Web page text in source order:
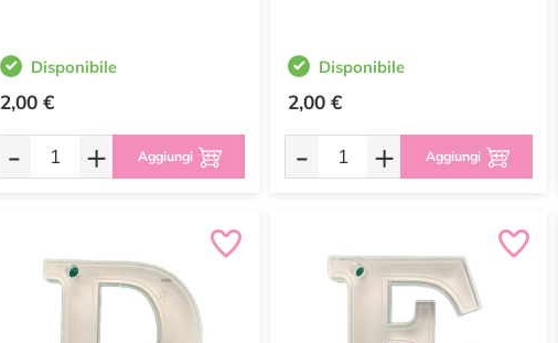
Disponibile
2,00 €
- + Aggiungi
Disponibile
2,00 €
- + Aggiungi